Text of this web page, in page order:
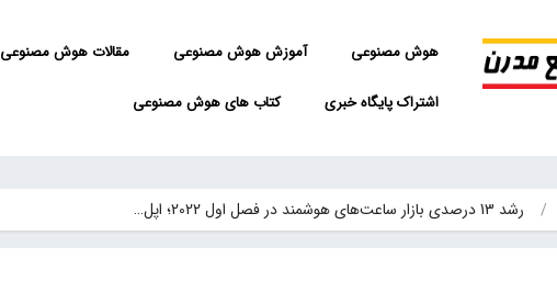
هوش مصنوعی آموزش هوش مصنوعی مقالات هوش مصنوعی
اشتراک پایگاه خبری کتاب های هوش مصنوعی
رشد 13 درصدی بازار ساعت‌های هوشمند در فصل اول 2022؛ اپل‌…